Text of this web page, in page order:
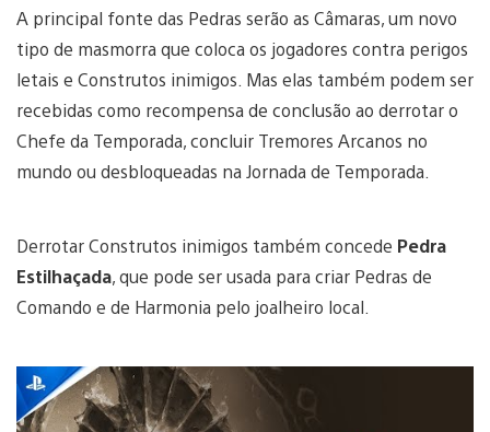
A principal fonte das Pedras serão as Câmaras, um novo
tipo de masmorra que coloca os jogadores contra perigos
letais e Construtos inimigos. Mas elas também podem ser
recebidas como recompensa de conclusão ao derrotar o
Chefe da Temporada, concluir Tremores Arcanos no
mundo ou desbloqueadas na Jornada de Temporada.
Derrotar Construtos inimigos também concede Pedra
Estilhaçada, que pode ser usada para criar Pedras de
Comando e de Harmonia pelo joalheiro local.